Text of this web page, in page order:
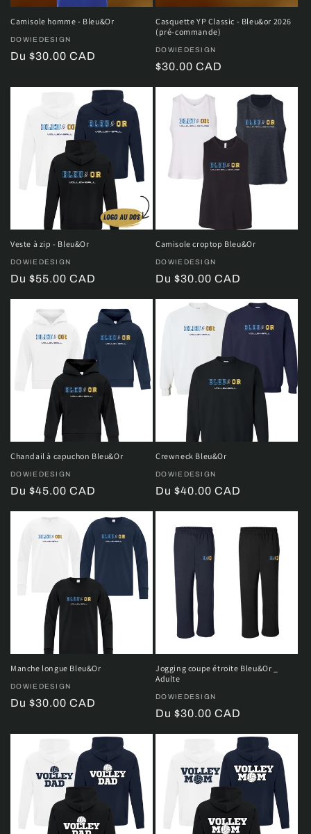
Camisole homme - Bleu&Or
Distributeur :
DOWIEDESIGN
Prix
Du $30.00 CAD
Casquette YP Classic - Bleu&or 2026
(pré-commande)
Distributeur :
DOWIEDESIGN
Prix
$30.00 CAD
Veste à zip - Bleu&Or
Distributeur :
DOWIEDESIGN
Prix
Du $55.00 CAD
Camisole croptop Bleu&Or
Distributeur :
DOWIEDESIGN
Prix
Du $30.00 CAD
Chandail à capuchon Bleu&Or
Distributeur :
DOWIEDESIGN
Prix
Du $45.00 CAD
Crewneck Bleu&Or
Distributeur :
DOWIEDESIGN
Prix
Du $40.00 CAD
Manche longue Bleu&Or
Distributeur :
DOWIEDESIGN
Prix
Du $30.00 CAD
Jogging coupe étroite Bleu&Or _
Adulte
Distributeur :
DOWIEDESIGN
Prix
Du $30.00 CAD